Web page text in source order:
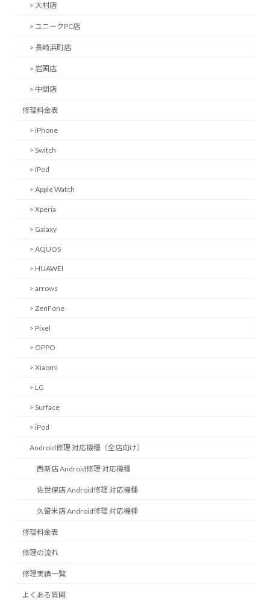
> 大村店
> ユニークPC店
> 長崎浜町店
> 岩国店
> 中間店
修理料金表
> iPhone
> Switch
> iPod
> Apple Watch
> Xperia
> Galaxy
> AQUOS
> HUAWEI
> arrows
> ZenFone
> Pixel
> OPPO
> Xiaomi
> LG
> Surface
> iPod
Android修理 対応機種（全店向け）
西新店 Android修理 対応機種
佐世保店 Android修理 対応機種
久留米店 Android修理 対応機種
修理料金表
修理の流れ
修理実績一覧
よくある質問